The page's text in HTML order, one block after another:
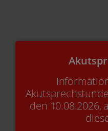
den 10.08.2026,
Online-Termin